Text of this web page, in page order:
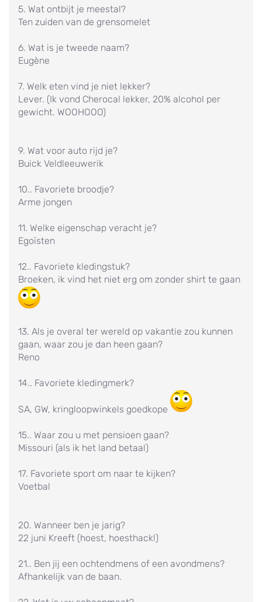
5. Wat ontbijt je meestal?
Ten zuiden van de grensomelet
6. Wat is je tweede naam?
Eugène
7. Welk eten vind je niet lekker?
Lever. (Ik vond Cherocal lekker, 20% alcohol per
gewicht. WOOHOOO)
9. Wat voor auto rijd je?
Buick Veldleeuwerik
10.. Favoriete broodje?
Arme jongen
11. Welke eigenschap veracht je?
Egoïsten
12.. Favoriete kledingstuk?
Broeken, ik vind het niet erg om zonder shirt te gaan
13. Als je overal ter wereld op vakantie zou kunnen
gaan, waar zou je dan heen gaan?
Reno
14.. Favoriete kledingmerk?
SA, GW, kringloopwinkels goedkope
15.. Waar zou u met pensioen gaan?
Missouri (als ik het land betaal)
17. Favoriete sport om naar te kijken?
Voetbal
20. Wanneer ben je jarig?
22 juni Kreeft (hoest, hoesthack!)
21.. Ben jij een ochtendmens of een avondmens?
Afhankelijk van de baan.